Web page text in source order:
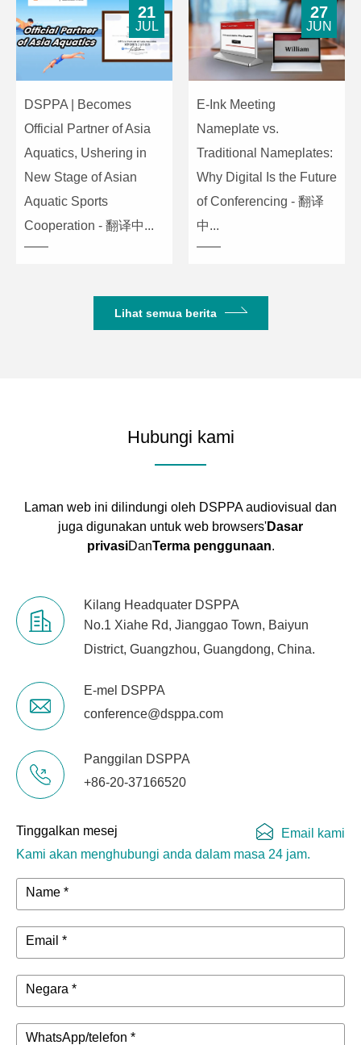
DSPPA | Becomes
Official Partner of Asia
Aquatics, Ushering in
New Stage of Asian
Aquatic Sports
Cooperation - 翻译中...
21
JUL
E-Ink Meeting
Nameplate vs.
Traditional Nameplates:
Why Digital Is the Future
of Conferencing - 翻译
中...
27
JUN
Lihat semua berita
Hubungi kami
Laman web ini dilindungi oleh DSPPA audiovisual dan
juga digunakan untuk web browsers'Dasar
privasiDanTerma penggunaan.
Kilang Headquater DSPPA
No.1 Xiahe Rd, Jianggao Town, Baiyun
District, Guangzhou, Guangdong, China.
E-mel DSPPA
conference@dsppa.com
Panggilan DSPPA
+86-20-37166520
Tinggalkan mesej
Kami akan menghubungi anda dalam masa 24 jam.
Email kami
Name *
Email *
Negara *
WhatsApp/telefon *